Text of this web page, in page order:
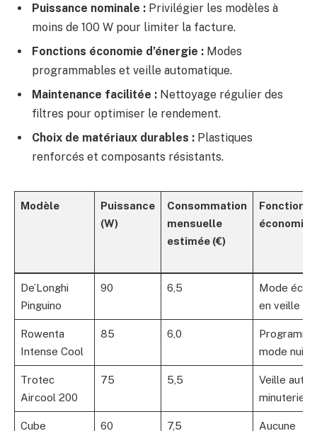
Puissance nominale : Privilégier les modèles à
moins de 100 W pour limiter la facture.
Fonctions économie d’énergie : Modes
programmables et veille automatique.
Maintenance facilitée : Nettoyage régulier des
filtres pour optimiser le rendement.
Choix de matériaux durables : Plastiques
renforcés et composants résistants.
Modèle
Puissance
(W)
Consommation
mensuelle
estimée (€)
De’Longhi
Pinguino
90 6,5
Mode éco,
en veille
Rowenta
Intense Cool
85 6,0
mode nuit
Trotec
Aircool 200
75 5,5
Veille auto,
minuterie
Cube 60 7,5 Aucune